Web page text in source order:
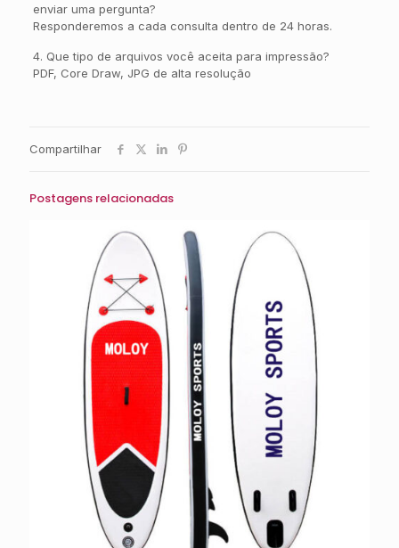
enviar uma pergunta?
Responderemos a cada consulta dentro de 24 horas.
4. Que tipo de arquivos você aceita para impressão?
PDF, Core Draw, JPG de alta resolução
Compartilhar
Postagens relacionadas